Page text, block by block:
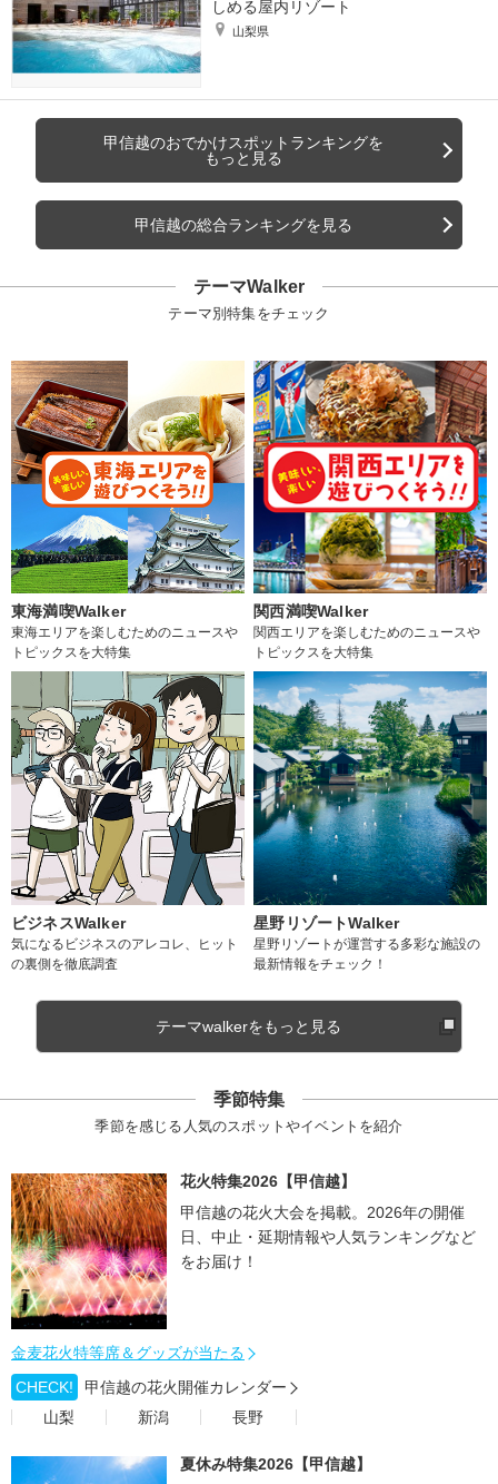
しめる屋内リゾート
山梨県
甲信越のおでかけスポットランキングを
もっと見る
甲信越の総合ランキングを見る
テーマWalker
テーマ別特集をチェック
東海満喫Walker
東海エリアを楽しむためのニュースや
トピックスを大特集
関西満喫Walker
関西エリアを楽しむためのニュースや
トピックスを大特集
ビジネスWalker
気になるビジネスのアレコレ、ヒット
の裏側を徹底調査
星野リゾートWalker
星野リゾートが運営する多彩な施設の
最新情報をチェック！
テーマwalkerをもっと見る
季節特集
季節を感じる人気のスポットやイベントを紹介
花火特集2026【甲信越】
甲信越の花火大会を掲載。2026年の開催
日、中止・延期情報や人気ランキングなど
をお届け！
金麦花火特等席＆グッズが当たる
CHECK!
甲信越の花火開催カレンダー
山梨
新潟 長野
夏休み特集2026【甲信越】